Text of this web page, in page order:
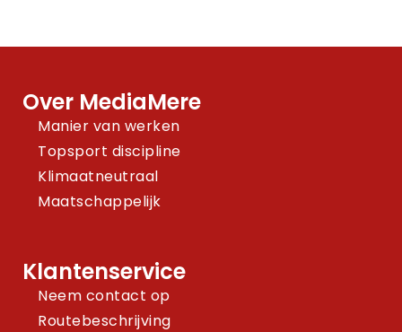
Over MediaMere
Manier van werken
Topsport discipline
Klimaatneutraal
Maatschappelijk
Klantenservice
Neem contact op
Routebeschrijving